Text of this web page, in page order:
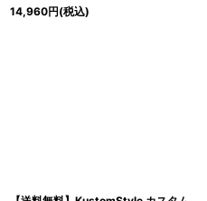
14,960円(税込)